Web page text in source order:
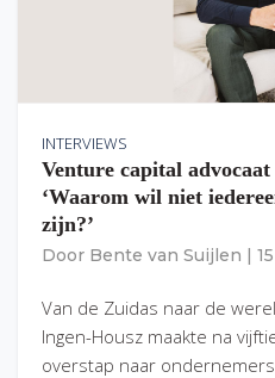
INTERVIEWS
Venture capital
‘Waarom wil niet
zijn?’
Door Bente van Suijlen
Van de Zuidas naar de
Ingen-Housz maakte na
overstap naar